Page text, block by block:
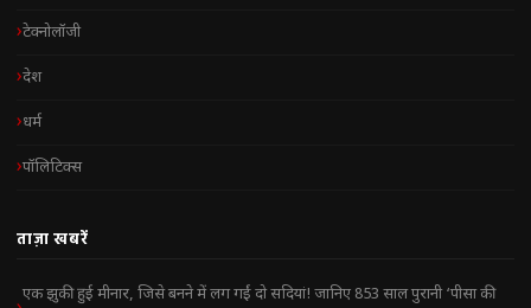
टेक्नोलॉजी
देश
धर्म
पॉलिटिक्स
ताज़ा खबरें
एक झुकी हुई मीनार, जिसे बनने में लग गईं दो सदियां! जानिए 853 साल पुरानी ‘पीसा की